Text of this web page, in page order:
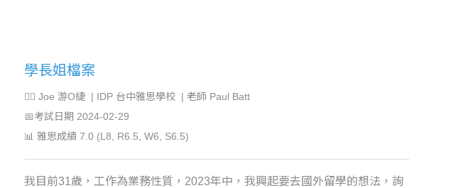
學長姐檔案
🙋‍♂️ Joe 游O緁 | IDP 台中雅思學校 | 老師 Paul Batt
📅考試日期 2024-02-29
📊 雅思成績 7.0 (L8, R6.5, W6, S6.5)
我目前31歲，工作為業務性質，2023年中，我興起要去國外留學的想法，詢